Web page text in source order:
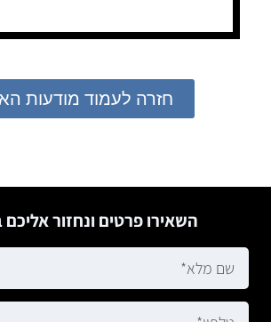
חזרה לעמוד מודעות
השאירו פרטים ונחזור